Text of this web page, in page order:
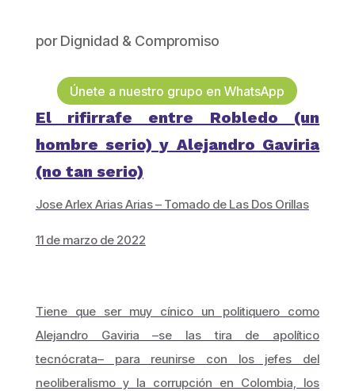
porDignidad & Compromiso
Únete a nuestro grupo en WhatsApp
El rifirrafe entre Robledo (un
hombre serio) y Alejandro Gaviria
(no tan serio)
Jose Arlex Arias Arias – Tomado de Las Dos Orillas
11 de marzo de 2022
Tiene que ser muy cínico un politiquero como
Alejandro Gaviria –se las tira de apolítico
tecnócrata– para reunirse con los jefes del
neoliberalismo y la corrupción en Colombia, los